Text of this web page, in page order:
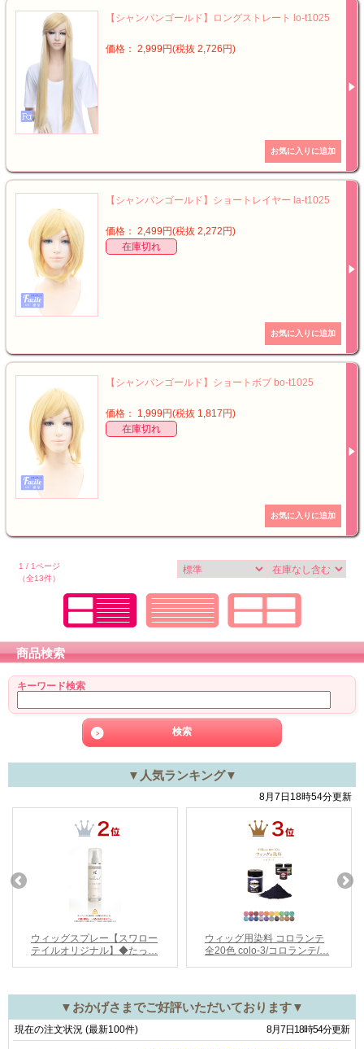
【シャンパンゴールド】ロングストレート lo-t1025
価格： 2,999円(税抜 2,726円)
【シャンパンゴールド】ショートレイヤー la-t1025
価格： 2,499円(税抜 2,272円)
在庫切れ
【シャンパンゴールド】ショートボブ bo-t1025
価格： 1,999円(税抜 1,817円)
在庫切れ
1 / 1ページ
（全13件）
商品検索
キーワード検索
▼人気ランキング▼
▼おかげさまでご好評いただいております▼